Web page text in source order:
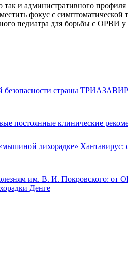
и административного
фокус с
педиатра для борьбы с ОРВИ у
постоянные клинические
Хантавирус:
Денге